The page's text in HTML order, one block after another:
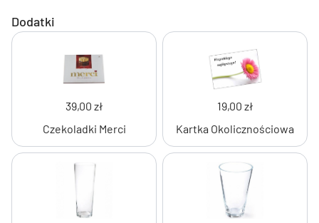
Dodatki
39,00 zł
Czekoladki Merci
19,00 zł
Kartka Okolicznościowa